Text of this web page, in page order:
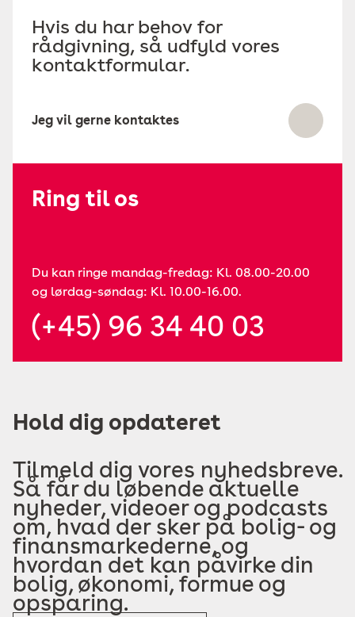
Hvis du har behov for
rådgivning, så udfyld vores
kontaktformular.
Jeg vil gerne kontaktes
Ring til os
Du kan ringe mandag-fredag: Kl. 08.00-20.00
og lørdag-søndag: Kl. 10.00-16.00.
(+45) 96 34 40 03
Hold dig opdateret
Tilmeld dig vores nyhedsbreve.
Så får du løbende aktuelle
nyheder, videoer og podcasts
om, hvad der sker på bolig- og
finansmarkederne, og
hvordan det kan påvirke din
bolig, økonomi, formue og
opsparing.